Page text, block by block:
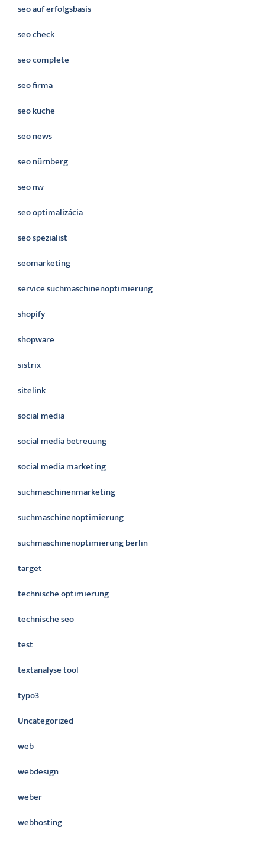
seo auf erfolgsbasis
seo check
seo complete
seo firma
seo küche
seo news
seo nürnberg
seo nw
seo optimalizácia
seo spezialist
seomarketing
service suchmaschinenoptimierung
shopify
shopware
sistrix
sitelink
social media
social media betreuung
social media marketing
suchmaschinenmarketing
suchmaschinenoptimierung
suchmaschinenoptimierung berlin
target
technische optimierung
technische seo
test
textanalyse tool
typo3
Uncategorized
web
webdesign
weber
webhosting